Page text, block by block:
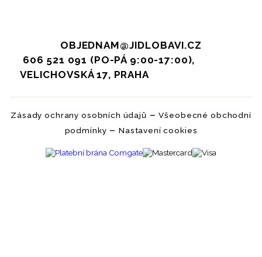
OBJEDNAM@JIDLOBAVI.CZ
606 521 091 (PO-PÁ 9:00-17:00),
VELICHOVSKÁ 17, PRAHA
Zásady ochrany osobních údajů –Všeobecné obchodní
podmínky – Nastavení cookies